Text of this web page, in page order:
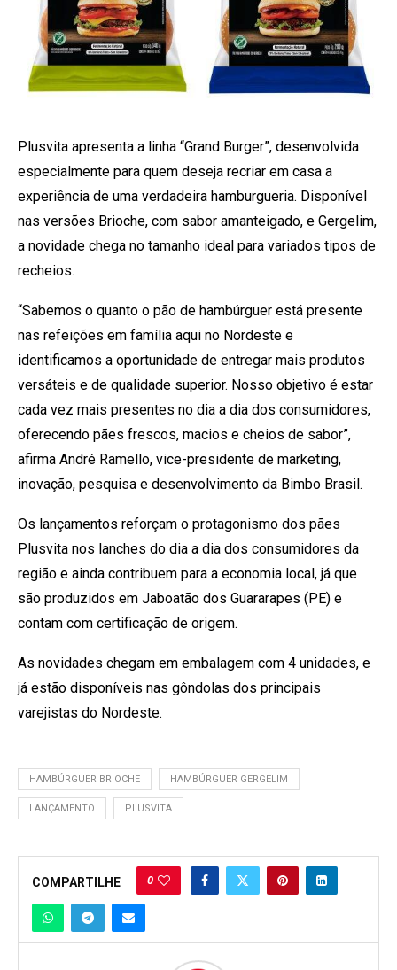
Plusvita apresenta a linha “Grand Burger”, desenvolvida
especialmente para quem deseja recriar em casa a
experiência de uma verdadeira hamburgueria. Disponível
nas versões Brioche, com sabor amanteigado, e Gergelim,
a novidade chega no tamanho ideal para variados tipos de
recheios.
“Sabemos o quanto o pão de hambúrguer está presente
nas refeições em família aqui no Nordeste e
identificamos a oportunidade de entregar mais produtos
versáteis e de qualidade superior. Nosso objetivo é estar
cada vez mais presentes no dia a dia dos consumidores,
oferecendo pães frescos, macios e cheios de sabor”,
afirma André Ramello, vice-presidente de marketing,
inovação, pesquisa e desenvolvimento da Bimbo Brasil.
Os lançamentos reforçam o protagonismo dos pães
Plusvita nos lanches do dia a dia dos consumidores da
região e ainda contribuem para a economia local, já que
são produzidos em Jaboatão dos Guararapes (PE) e
contam com certificação de origem.
As novidades chegam em embalagem com 4 unidades, e
já estão disponíveis nas gôndolas dos principais
varejistas do Nordeste.
HAMBÚRGUER BRIOCHE HAMBÚRGUER GERGELIM
LANÇAMENTO PLUSVITA
COMPARTILHE 0